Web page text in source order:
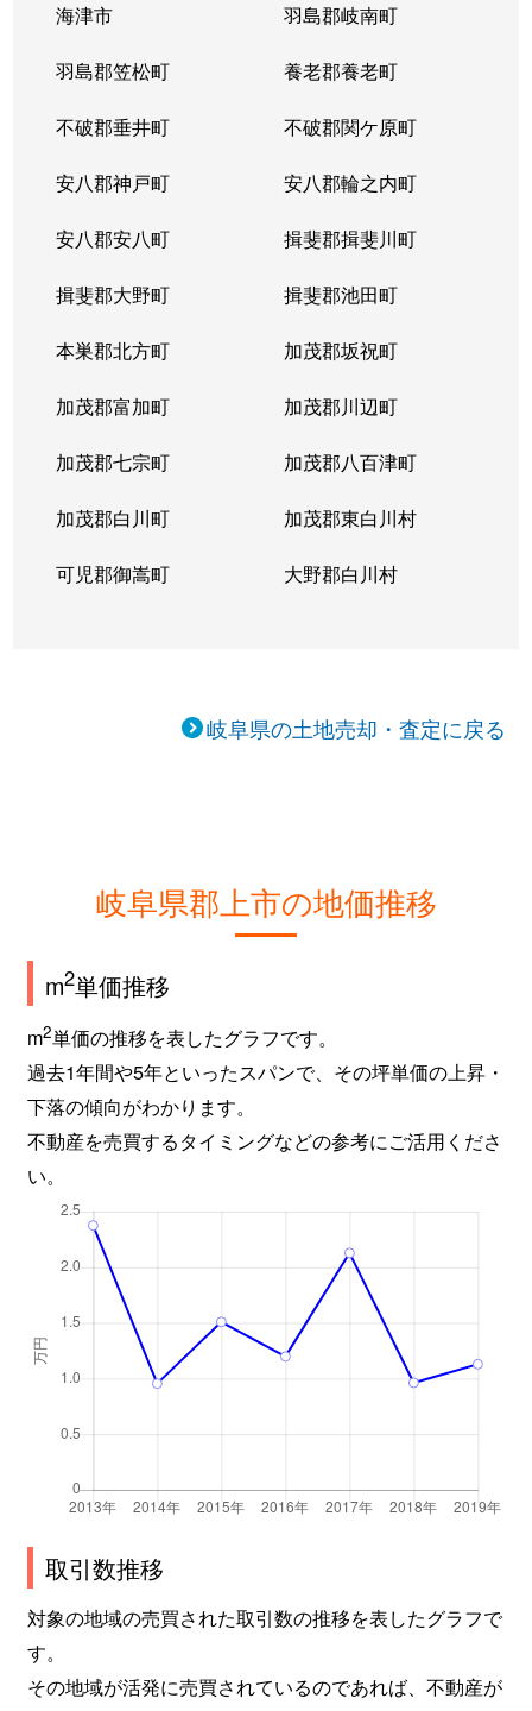
海津市 羽島郡岐南町
羽島郡笠松町 養老郡養老町
不破郡垂井町 不破郡関ケ原町
安八郡神戸町 安八郡輪之内町
安八郡安八町 揖斐郡揖斐川町
揖斐郡大野町 揖斐郡池田町
本巣郡北方町 加茂郡坂祝町
加茂郡富加町 加茂郡川辺町
加茂郡七宗町 加茂郡八百津町
加茂郡白川町 加茂郡東白川村
可児郡御嵩町 大野郡白川村
岐阜県の土地売却・査定に戻る
岐阜県郡上市の地価推移
m2単価推移
m2単価の推移を表したグラフです。
過去1年間や5年といったスパンで、その坪単価の上昇・
下落の傾向がわかります。
不動産を売買するタイミングなどの参考にご活用くださ
い。
取引数推移
対象の地域の売買された取引数の推移を表したグラフで
す。
その地域が活発に売買されているのであれば、不動産が